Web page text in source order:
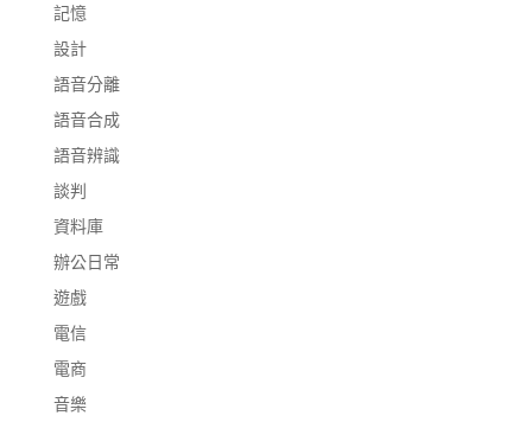
記憶
設計
語音分離
語音合成
語音辨識
談判
資料庫
辦公日常
遊戲
電信
電商
音樂